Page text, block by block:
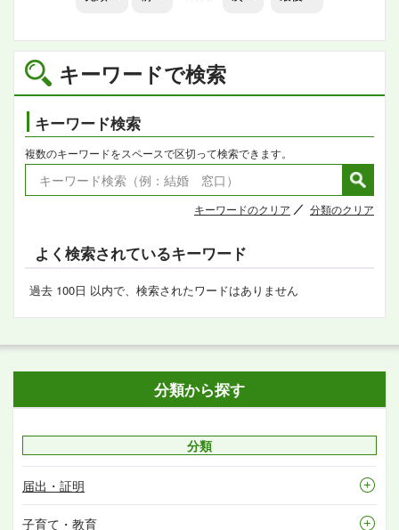
キーワードで検索
キーワード検索
複数のキーワードをスペースで区切って検索できます。
キーワードのクリア 分類のクリア
よく検索されているキーワード
過去 100日 以内で、検索されたワードはありません
分類から探す
分類
届出・証明
子育て・教育